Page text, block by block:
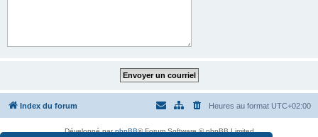
Index du forum Heures au format UTC+02:00
Développé parphpBB® Forum Software © phpBB Limited